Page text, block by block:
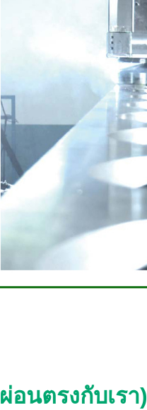
อนตรงกับเรา)